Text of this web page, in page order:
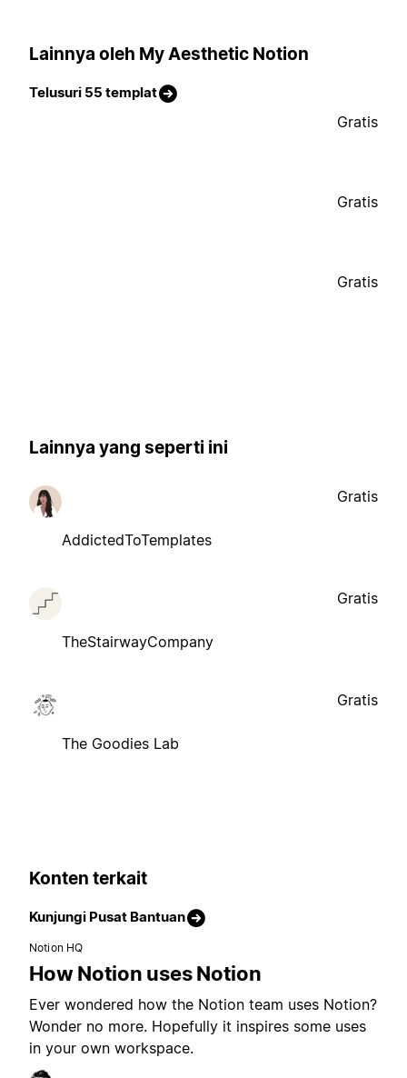
Lainnya oleh My Aesthetic Notion
Telusuri 55 templat
Gratis
Gratis
Gratis
Lainnya yang seperti ini
AddictedToTemplates
Gratis
TheStairwayCompany
Gratis
The Goodies Lab
Gratis
Konten terkait
Kunjungi Pusat Bantuan
Notion HQ
How Notion uses Notion
Ever wondered how the Notion team uses Notion?
Wonder no more. Hopefully it inspires some uses
in your own workspace.